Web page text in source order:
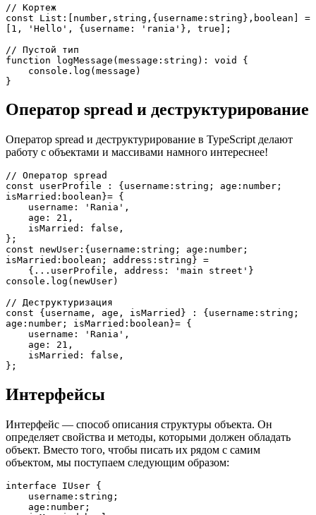
// Кортеж
const List:[number,string,{username:string},boolean] =
[1, 'Hello', {username: 'rania'}, true];
// Пустой тип
function logMessage(message:string): void {
    console.log(message)
}
Оператор spread и деструктурирование
Оператор spread и деструктурирование в TypeScript делают
работу с объектами и массивами намного интереснее!
// Оператор spread
const userProfile : {username:string; age:number;
isMarried:boolean}= {
    username: 'Rania',
    age: 21,
    isMarried: false,
};
const newUser:{username:string; age:number;
isMarried:boolean; address:string} =
    {...userProfile, address: 'main street'}
console.log(newUser)
// Деструктуризация
const {username, age, isMarried} : {username:string;
age:number; isMarried:boolean}= {
    username: 'Rania',
    age: 21,
    isMarried: false,
};
Интерфейсы
Интерфейс — способ описания структуры объекта. Он
определяет свойства и методы, которыми должен обладать
объект. Вместо того, чтобы писать их рядом с самим
объектом, мы поступаем следующим образом:
interface IUser {
    username:string;
    age:number;